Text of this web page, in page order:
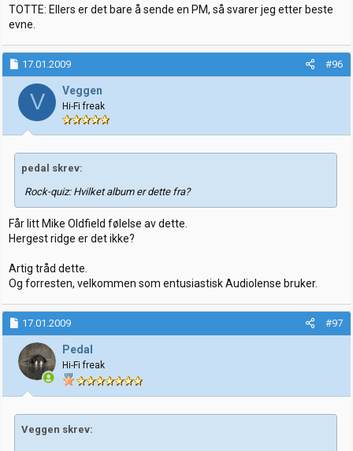
TOTTE: Ellers er det bare å sende en PM, så svarer jeg etter beste
evne.
17.01.2009 #96
V Veggen
Hi-Fi freak
pedal skrev:
Rock-quiz: Hvilket album er dette fra?
Får litt Mike Oldfield følelse av dette.
Hergest ridge er det ikke?
Artig tråd dette.
Og forresten, velkommen som entusiastisk Audiolense bruker.
17.01.2009 #97
Pedal
Hi-Fi freak
Veggen skrev: